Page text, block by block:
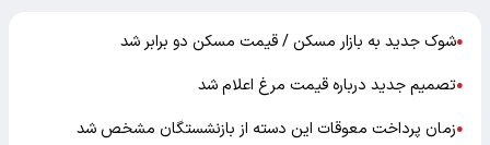
●شوک جدید به بازار مسکن / قیمت مسکن دو برابر شد
●تصمیم جدید درباره قیمت مرغ اعلام شد
●زمان پرداخت معوقات این دسته از بازنشستگان مشخص شد